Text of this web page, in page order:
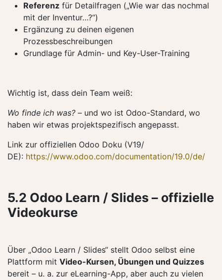
Referenz für Detailfragen („Wie war das nochmal
mit der Inventur…?“)
Ergänzung zu deinen eigenen
Prozessbeschreibungen
Grundlage für Admin- und Key-User-Training
Wichtig ist, dass dein Team weiß:
Wo finde ich was? – und wo ist Odoo-Standard, wo
haben wir etwas projektspezifisch angepasst.
Link zur offiziellen Odoo Doku (V19/
DE): https://www.odoo.com/documentation/19.0/de/
5.2 Odoo Learn / Slides – offizielle
Videokurse
Über „Odoo Learn / Slides“ stellt Odoo selbst eine
Plattform mit Video-Kursen, Übungen und Quizzes
bereit – u. a. zur eLearning-App, aber auch zu vielen